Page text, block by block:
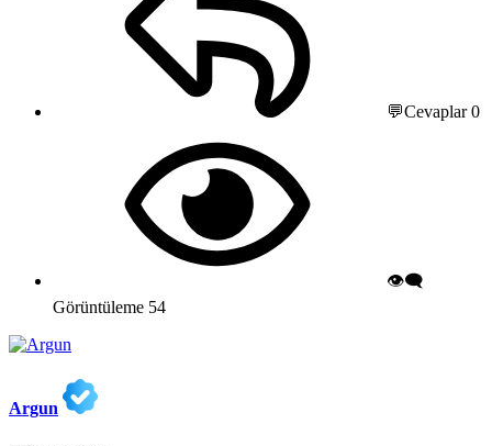
💬Cevaplar0
👁️‍🗨️
Görüntüleme 54
Argun